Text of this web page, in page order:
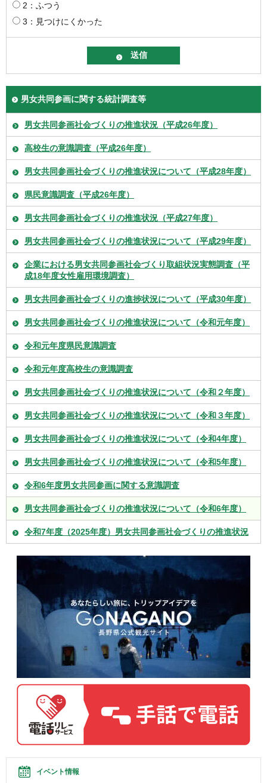
2：ふつう
3：見つけにくかった
男女共同参画に関する統計調査等
男女共同参画社会づくりの推進状況（平成26年度）
高校生の意識調査（平成26年度）
男女共同参画社会づくりの推進状況について（平成28年度）
県民意識調査（平成26年度）
男女共同参画社会づくりの推進状況（平成27年度）
男女共同参画社会づくりの推進状況について（平成29年度）
企業における男女共同参画社会づくり取組状況実態調査（平
成18年度女性雇用環境調査）
男女共同参画社会づくりの進捗状況について（平成30年度）
男女共同参画社会づくりの推進状況について（令和元年度）
令和元年度県民意識調査
令和元年度高校生の意識調査
男女共同参画社会づくりの推進状況について（令和２年度）
男女共同参画社会づくりの推進状況について（令和３年度）
男女共同参画社会づくりの推進状況について（令和4年度）
男女共同参画社会づくりの推進状況について（令和5年度）
令和6年度男女共同参画に関する意識調査
男女共同参画社会づくりの推進状況について（令和6年度）
令和7年度（2025年度）男女共同参画社会づくりの推進状況
イベント情報